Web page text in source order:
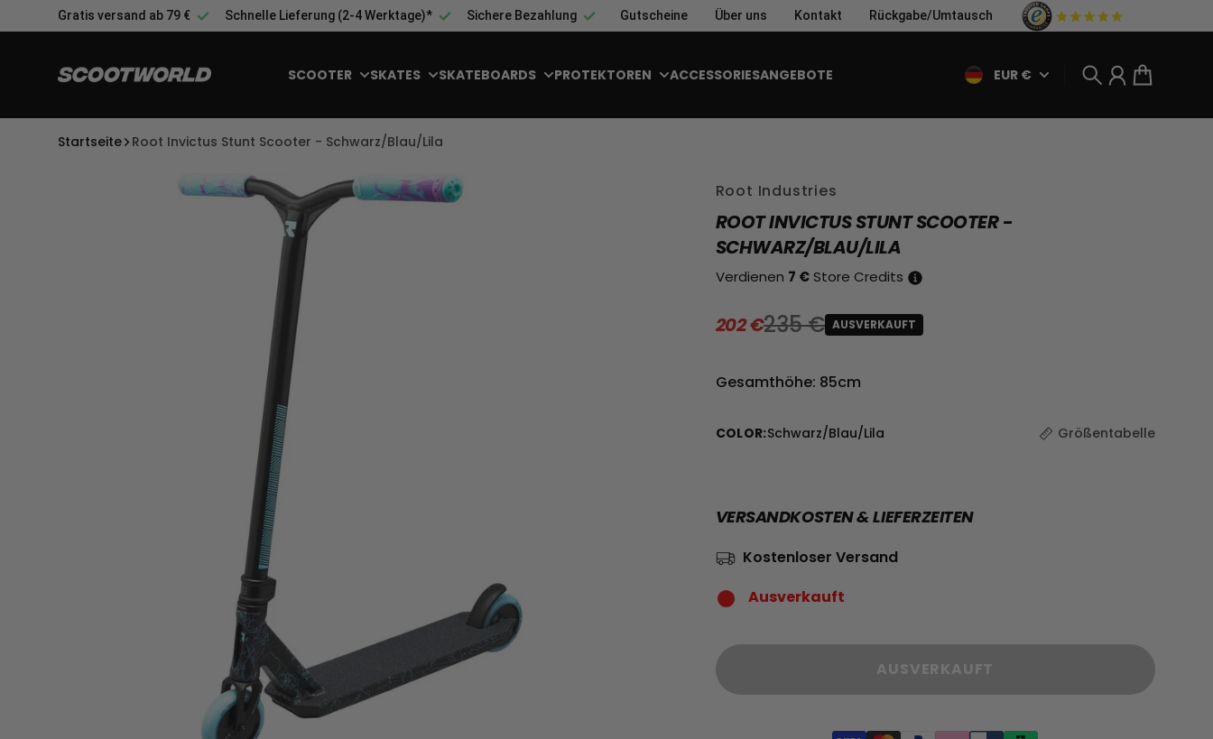
Zum Inhalt springen
Gratis versand ab 79 € Schnelle Lieferung (2-4 Werktage)* Sichere Bezahlung Gutscheine Über uns Kontakt Rückgabe/Umtausch
SCOOTER SKATES SKATEBOARDS PROTEKTOREN ACCESSORIESANGEBOTE EUR € SucheKontoWarenkorb
Startseite Root Invictus Stunt Scooter - Schwarz/Blau/Lila
Root Industries
ROOT INVICTUS STUNT SCOOTER -
SCHWARZ/BLAU/LILA
Verdienen 7 €Store Credits
Verkaufspreis
202 €
Regulärer Preis
235 € AUSVERKAUFT
Gesamthöhe: 85cm
COLOR:Schwarz/Blau/Lila Größentabelle
VERSANDKOSTEN & LIEFERZEITEN
Kostenloser Versand
Ausverkauft
AUSVERKAUFT